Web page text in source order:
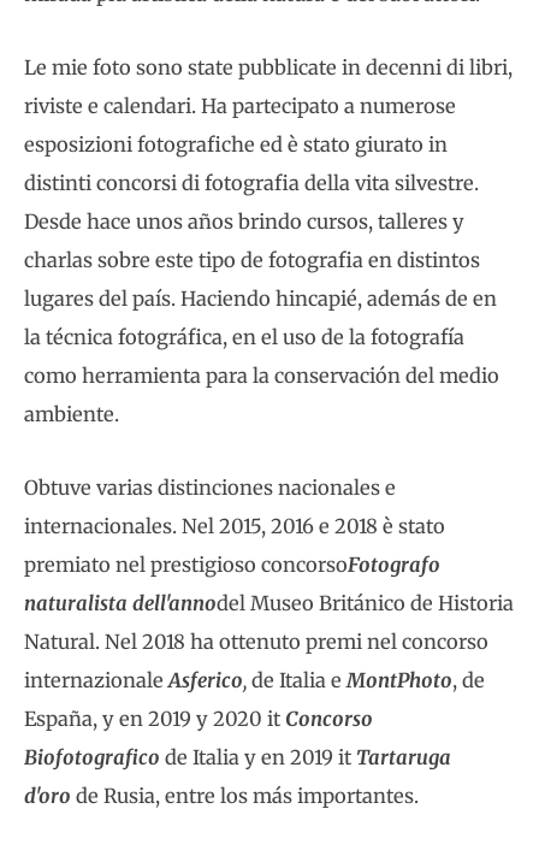
Le mie foto sono state pubblicate in decenni di libri,
riviste e calendari. Ha partecipato a numerose
esposizioni fotografiche ed è stato giurato in
distinti concorsi di fotografia della vita silvestre.
Desde hace unos años brindo cursos, talleres y
charlas sobre este tipo de fotografia en distintos
lugares del país. Haciendo hincapié, además de en
la técnica fotográfica, en el uso de la fotografía
como herramienta para la conservación del medio
ambiente.
Obtuve varias distinciones nacionales e
internacionales. Nel 2015, 2016 e 2018 è stato
premiato nel prestigioso concorsoFotografo
naturalista dell'annodel Museo Británico de Historia
Natural. Nel 2018 ha ottenuto premi nel concorso
internazionale Asferico, de Italia e MontPhoto, de
España, y en 2019 y 2020 it Concorso
Biofotografico de Italia y en 2019 it Tartaruga
d'oro de Rusia, entre los más importantes.